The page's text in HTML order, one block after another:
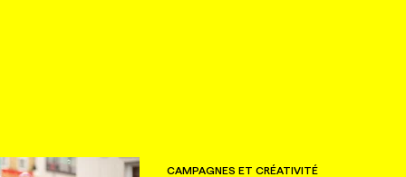
CAMPAGNES ET CRÉATIVITÉ